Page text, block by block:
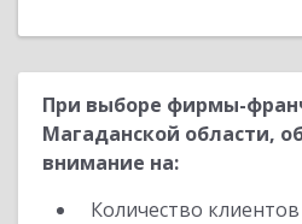
При выборе фирмы-
Магаданской области,
внимание на:
Количество